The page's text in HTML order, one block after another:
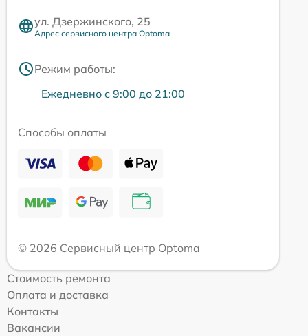
ул. Дзержинского, 25
Адрес сервисного центра Optoma
Режим работы:
Ежедневно с 9:00 до 21:00
Способы оплаты
© 2026 Сервисный центр Optoma
Стоимость ремонта
Оплата и доставка
Контакты
Вакансии